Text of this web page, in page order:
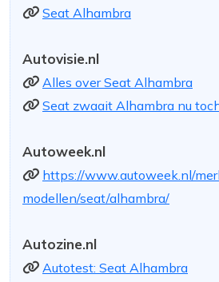
Seat Alhambra
Autovisie.nl
Alles over Seat Alhambra
Seat zwaait Alhambra nu
Autoweek.nl
https://www.autoweek.nl/
modellen/seat/alhambra/
Autozine.nl
Autotest: Seat Alhambra